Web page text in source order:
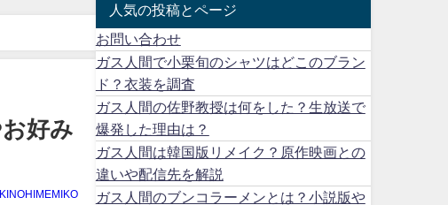
好み
人気の投稿とページ
お問い合わせ
ガス人間で小栗旬のシャツはどこのブラン
ド？衣装を調査
ガス人間の佐野教授は何をした？生放送で
爆発した理由は？
ガス人間は韓国版リメイク？原作映画との
違いや配信先を解説
ガス人間のブンコラーメンとは？小説版や